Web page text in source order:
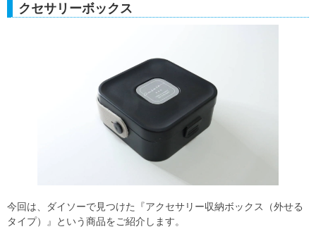
クセサリーボックス
今回は、ダイソーで見つけた『アクセサリー収納ボックス（外せる
タイプ）』という商品をご紹介します。